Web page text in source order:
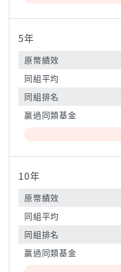
5年
原幣績效
同組平均
同組排名
贏過同類基金
10年
原幣績效
同組平均
同組排名
贏過同類基金